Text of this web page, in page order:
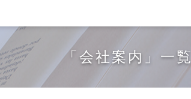
「会社案内」一覧